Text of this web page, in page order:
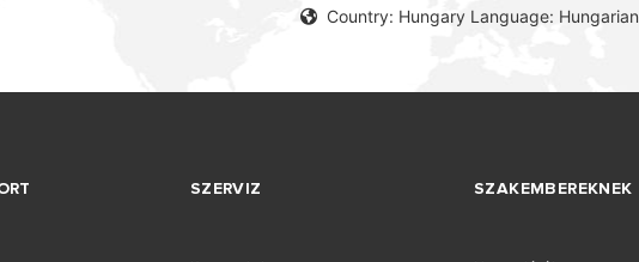
Country: Hungary Language: Hungarian
SZERVIZ SZAKEMBEREKNEK